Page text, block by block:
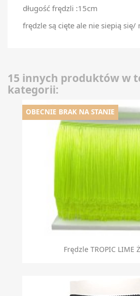
długość frędzli :15cm
frędzle są cięte ale nie siepią się/
15 innych produktów w
kategorii:
Frędzle TROPIC LIME
OBECNIE BRAK NA STANIE